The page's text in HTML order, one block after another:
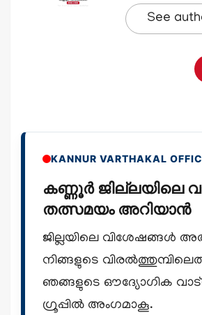
See
KANNUR VARTHAKAL
കണ്ണൂർ ജില്ലയിലെ
തത്സമയം അറിയാൻ
ജില്ലയിലെ വിശേഷങ്ങൾ
നിങ്ങളുടെ
ഞങ്ങളുടെ ഔദ്യോഗിക
ഗ്രൂപ്പിൽ അംഗമാകൂ.